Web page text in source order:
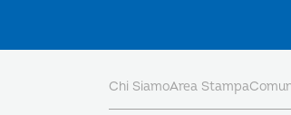
Chi SiamoArea Stampa